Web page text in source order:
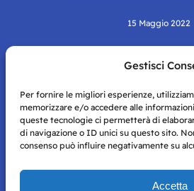
Gestisci
Per fornire le migliori esperienze,
memorizzare e/o accedere alle
queste tecnologie ci permetterà di
di navigazione o ID unici su questo sito.
consenso può influire negativamente su
Accetta
15 Maggio 2022
Napoli con autorizzazione numero 38 del
Tutte le immagini e i contenuti su questo